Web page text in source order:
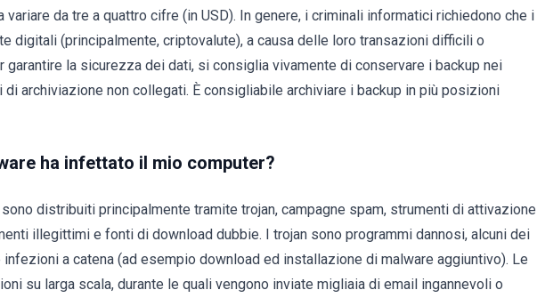
da tre a quattro cifre (in USD). In genere, i criminali informatici richiedono che i
digitali (principalmente, criptovalute), a causa delle loro transazioni difficili o
garantire la sicurezza dei dati, si consiglia vivamente di conservare i backup nei
archiviazione non collegati. È consigliabile archiviare i backup in più posizioni
ha infettato il mio computer?
distribuiti principalmente tramite trojan, campagne spam, strumenti di attivazione
illegittimi e fonti di download dubbie. I trojan sono programmi dannosi, alcuni dei
a catena (ad esempio download ed installazione di malware aggiuntivo). Le
su larga scala, durante le quali vengono inviate migliaia di email ingannevoli o